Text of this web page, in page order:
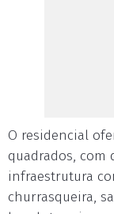
O residencial
quadrados,
infraestrutura
churrasqueira,